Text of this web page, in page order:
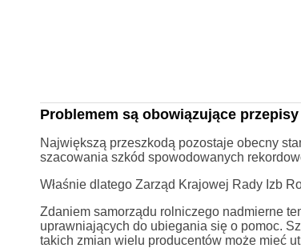
Problemem są obowiązujące przepisy
Największą przeszkodą pozostaje obecny
szacowania szkód spowodowanych
Właśnie dlatego Zarząd Krajowej Rady Izb
Zdaniem samorządu rolniczego nadmierne
uprawniających do ubiegania się o pomoc.
takich zmian wielu producentów może mieć